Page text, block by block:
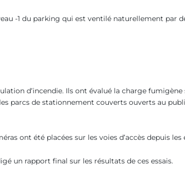
-1 du parking qui est ventilé naturellement par
d’incendie. Ils ont évalué la charge
parcs de stationnement couverts ouverts au
ont été placées sur les voies d’accès depuis
un rapport final sur les résultats de ces essais.